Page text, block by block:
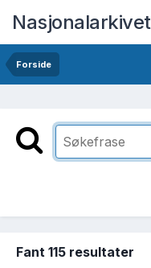
Nasjonalarkivet
Forside
Fant 115 resultater